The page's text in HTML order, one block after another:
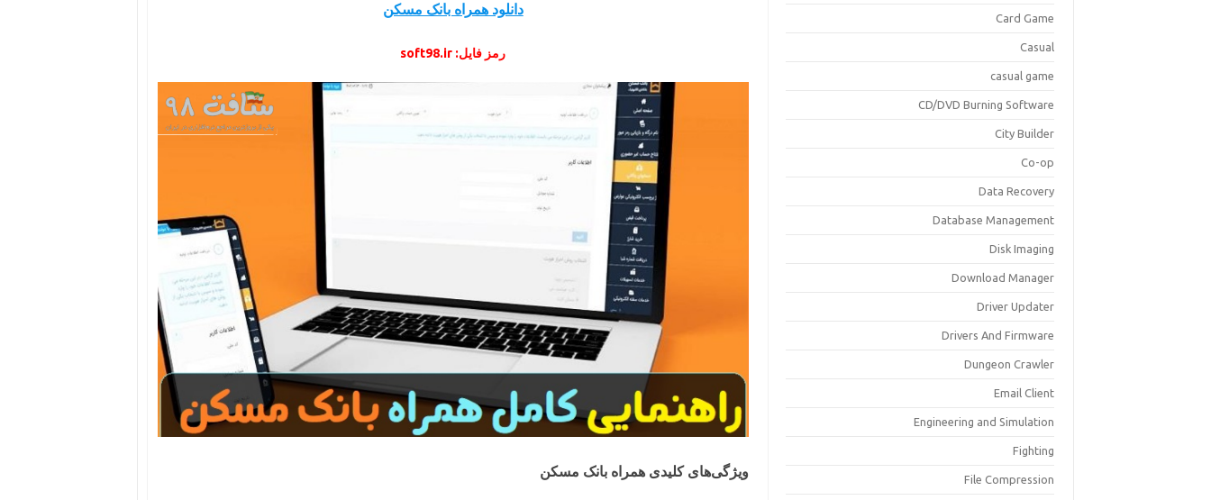
دانلود همراه بانک مسکن
رمز فایل: soft98.ir
ویژگی‌های کلیدی همراه بانک مسکن
Card Game
Casual
casual game
CD/DVD Burning Software
City Builder
Co-op
Data Recovery
Database Management
Disk Imaging
Download Manager
Driver Updater
Drivers And Firmware
Dungeon Crawler
Email Client
Engineering and Simulation
Fighting
File Compression